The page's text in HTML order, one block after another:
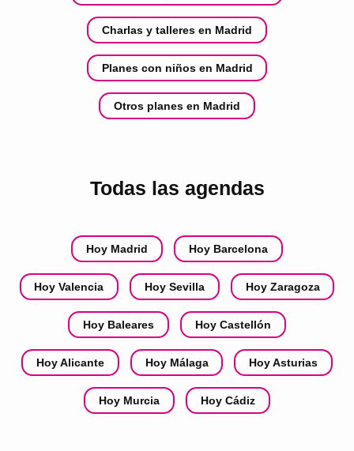
Charlas y talleres en Madrid
Planes con niños en Madrid
Otros planes en Madrid
Todas las agendas
Hoy Madrid Hoy Barcelona
Hoy Valencia Hoy Sevilla Hoy Zaragoza
Hoy Baleares Hoy Castellón
Hoy Alicante Hoy Málaga Hoy Asturias
Hoy Murcia Hoy Cádiz